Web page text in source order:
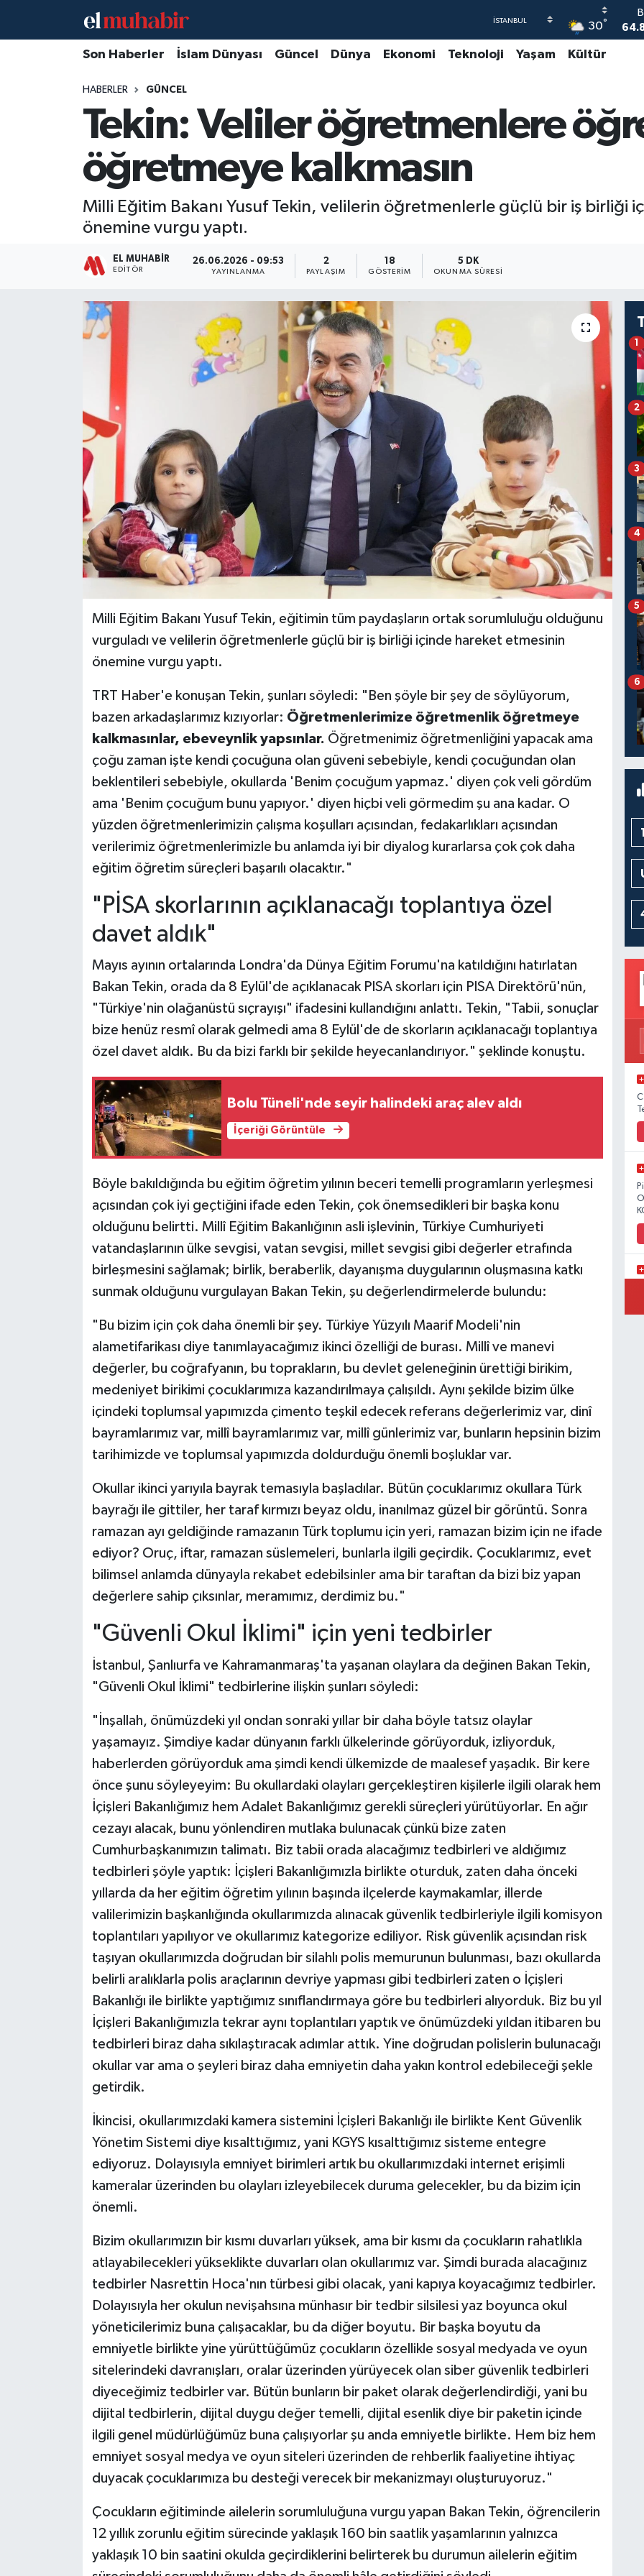
30°
Son Haberler İslam Dünyası Güncel Dünya Ekonomi Teknoloji Yaşam Kültür
HABERLER GÜNCEL
Tekin: Veliler öğretmenlere
öğretmeye kalkmasın
Milli Eğitim Bakanı Yusuf Tekin, velilerin öğretmenlerle güçlü bir iş birliği
önemine vurgu yaptı.
EL MUHABIR
EDITÖR
26.06.2026 - 09:53
YAYINLANMA
2
PAYLAŞIM
18
GÖSTERIM
5 DK
OKUNMA SÜRESI
Milli Eğitim Bakanı Yusuf Tekin, eğitimin tüm paydaşların ortak sorumluluğu olduğunu
vurguladı ve velilerin öğretmenlerle güçlü bir iş birliği içinde hareket etmesinin
önemine vurgu yaptı.
TRT Haber'e konuşan Tekin, şunları söyledi: "Ben şöyle bir şey de söylüyorum,
bazen arkadaşlarımız kızıyorlar: Öğretmenlerimize öğretmenlik öğretmeye
kalkmasınlar, ebeveynlik yapsınlar. Öğretmenimiz öğretmenliğini yapacak ama
çoğu zaman işte kendi çocuğuna olan güveni sebebiyle, kendi çocuğundan olan
beklentileri sebebiyle, okullarda 'Benim çocuğum yapmaz.' diyen çok veli gördüm
ama 'Benim çocuğum bunu yapıyor.' diyen hiçbi veli görmedim şu ana kadar. O
yüzden öğretmenlerimizin çalışma koşulları açısından, fedakarlıkları açısından
verilerimiz öğretmenlerimizle bu anlamda iyi bir diyalog kurarlarsa çok çok daha
eğitim öğretim süreçleri başarılı olacaktır."
"PİSA skorlarının açıklanacağı toplantıya özel
davet aldık"
Mayıs ayının ortalarında Londra'da Dünya Eğitim Forumu'na katıldığını hatırlatan
Bakan Tekin, orada da 8 Eylül'de açıklanacak PISA skorları için PISA Direktörü'nün,
"Türkiye'nin olağanüstü sıçrayışı" ifadesini kullandığını anlattı. Tekin, "Tabii, sonuçlar
bize henüz resmî olarak gelmedi ama 8 Eylül'de de skorların açıklanacağı toplantıya
özel davet aldık. Bu da bizi farklı bir şekilde heyecanlandırıyor." şeklinde konuştu.
Bolu Tüneli'nde seyir halindeki araç alev aldı
İçeriği Görüntüle
Böyle bakıldığında bu eğitim öğretim yılının beceri temelli programların yerleşmesi
açısından çok iyi geçtiğini ifade eden Tekin, çok önemsedikleri bir başka konu
olduğunu belirtti. Millî Eğitim Bakanlığının asli işlevinin, Türkiye Cumhuriyeti
vatandaşlarının ülke sevgisi, vatan sevgisi, millet sevgisi gibi değerler etrafında
birleşmesini sağlamak; birlik, beraberlik, dayanışma duygularının oluşmasına katkı
sunmak olduğunu vurgulayan Bakan Tekin, şu değerlendirmelerde bulundu:
"Bu bizim için çok daha önemli bir şey. Türkiye Yüzyılı Maarif Modeli'nin
alametifarikası diye tanımlayacağımız ikinci özelliği de burası. Millî ve manevi
değerler, bu coğrafyanın, bu toprakların, bu devlet geleneğinin ürettiği birikim,
medeniyet birikimi çocuklarımıza kazandırılmaya çalışıldı. Aynı şekilde bizim ülke
içindeki toplumsal yapımızda çimento teşkil edecek referans değerlerimiz var, dinî
bayramlarımız var, millî bayramlarımız var, millî günlerimiz var, bunların hepsinin bizim
tarihimizde ve toplumsal yapımızda doldurduğu önemli boşluklar var.
Okullar ikinci yarıyıla bayrak temasıyla başladılar. Bütün çocuklarımız okullara Türk
bayrağı ile gittiler, her taraf kırmızı beyaz oldu, inanılmaz güzel bir görüntü. Sonra
ramazan ayı geldiğinde ramazanın Türk toplumu için yeri, ramazan bizim için ne ifade
ediyor? Oruç, iftar, ramazan süslemeleri, bunlarla ilgili geçirdik. Çocuklarımız, evet
bilimsel anlamda dünyayla rekabet edebilsinler ama bir taraftan da bizi biz yapan
değerlere sahip çıksınlar, meramımız, derdimiz bu."
"Güvenli Okul İklimi" için yeni tedbirler
İstanbul, Şanlıurfa ve Kahramanmaraş'ta yaşanan olaylara da değinen Bakan Tekin,
"Güvenli Okul İklimi" tedbirlerine ilişkin şunları söyledi:
"İnşallah, önümüzdeki yıl ondan sonraki yıllar bir daha böyle tatsız olaylar
yaşamayız. Şimdiye kadar dünyanın farklı ülkelerinde görüyorduk, izliyorduk,
haberlerden görüyorduk ama şimdi kendi ülkemizde de maalesef yaşadık. Bir kere
önce şunu söyleyeyim: Bu okullardaki olayları gerçekleştiren kişilerle ilgili olarak hem
İçişleri Bakanlığımız hem Adalet Bakanlığımız gerekli süreçleri yürütüyorlar. En ağır
cezayı alacak, bunu yönlendiren mutlaka bulunacak çünkü bize zaten
Cumhurbaşkanımızın talimatı. Biz tabii orada alacağımız tedbirleri ve aldığımız
tedbirleri şöyle yaptık: İçişleri Bakanlığımızla birlikte oturduk, zaten daha önceki
yıllarda da her eğitim öğretim yılının başında ilçelerde kaymakamlar, illerde
valilerimizin başkanlığında okullarımızda alınacak güvenlik tedbirleriyle ilgili komisyon
toplantıları yapılıyor ve okullarımız kategorize ediliyor. Risk güvenlik açısından risk
taşıyan okullarımızda doğrudan bir silahlı polis memurunun bulunması, bazı okullarda
belirli aralıklarla polis araçlarının devriye yapması gibi tedbirleri zaten o İçişleri
Bakanlığı ile birlikte yaptığımız sınıflandırmaya göre bu tedbirleri alıyorduk. Biz bu yıl
İçişleri Bakanlığımızla tekrar aynı toplantıları yaptık ve önümüzdeki yıldan itibaren bu
tedbirleri biraz daha sıkılaştıracak adımlar attık. Yine doğrudan polislerin bulunacağı
okullar var ama o şeyleri biraz daha emniyetin daha yakın kontrol edebileceği şekle
getirdik.
İkincisi, okullarımızdaki kamera sistemini İçişleri Bakanlığı ile birlikte Kent Güvenlik
Yönetim Sistemi diye kısalttığımız, yani KGYS kısalttığımız sisteme entegre
ediyoruz. Dolayısıyla emniyet birimleri artık bu okullarımızdaki internet erişimli
kameralar üzerinden bu olayları izleyebilecek duruma gelecekler, bu da bizim için
önemli.
Bizim okullarımızın bir kısmı duvarları yüksek, ama bir kısmı da çocukların rahatlıkla
atlayabilecekleri yükseklikte duvarları olan okullarımız var. Şimdi burada alacağınız
tedbirler Nasrettin Hoca'nın türbesi gibi olacak, yani kapıya koyacağımız tedbirler.
Dolayısıyla her okulun nevişahsına münhasır bir tedbir silsilesi yaz boyunca okul
yöneticilerimiz buna çalışacaklar, bu da diğer boyutu. Bir başka boyutu da
emniyetle birlikte yine yürüttüğümüz çocukların özellikle sosyal medyada ve oyun
sitelerindeki davranışları, oralar üzerinden yürüyecek olan siber güvenlik tedbirleri
diyeceğimiz tedbirler var. Bütün bunların bir paket olarak değerlendirdiği, yani bu
dijital tedbirlerin, dijital duygu değer temelli, dijital esenlik diye bir paketin içinde
ilgili genel müdürlüğümüz buna çalışıyorlar şu anda emniyetle birlikte. Hem biz hem
emniyet sosyal medya ve oyun siteleri üzerinden de rehberlik faaliyetine ihtiyaç
duyacak çocuklarımıza bu desteği verecek bir mekanizmayı oluşturuyoruz."
Çocukların eğitiminde ailelerin sorumluluğuna vurgu yapan Bakan Tekin, öğrencilerin
12 yıllık zorunlu eğitim sürecinde yaklaşık 160 bin saatlik yaşamlarının yalnızca
yaklaşık 10 bin saatini okulda geçirdiklerini belirterek bu durumun ailelerin eğitim
1
2
3
4
5
6
Hava Durumu
Trafik Durumu
Süper Lig Puan Durumu ve Fikstür
Tüm Manşetler
Son Dakika Haberleri